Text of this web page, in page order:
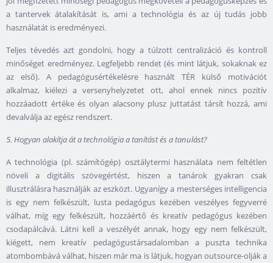
a tantervek átalakítását is, ami a technológia és az új tudás jobb
használatát is eredményezi.
Teljes tévedés azt gondolni, hogy a túlzott centralizáció és kontroll
minőséget eredményez. Legfeljebb rendet (és mint látjuk, sokaknak ez
az első). A pedagógusértékelésre használt TÉR külső motivációt
alkalmaz, kiélezi a versenyhelyzetet ott, ahol ennek nincs pozitív
hozzáadott értéke és olyan alacsony plusz juttatást társít hozzá, ami
devalválja az egész rendszert.
5. Hogyan alakítja át a technológia a tanítást és a tanulást?
A technológia (pl. számítógép) osztálytermi használata nem feltétlen
növeli a digitális szövegértést, hiszen a tanárok gyakran csak
illusztrálásra használják az eszközt. Ugyanígy a mesterséges intelligencia
is egy nem felkészült, lusta pedagógus kezében veszélyes fegyverré
válhat, míg egy felkészült, hozzáértő és kreatív pedagógus kezében
csodapálcává. Látni kell a veszélyét annak, hogy egy nem felkészült,
kiégett, nem kreatív pedagógustársadalomban a puszta technika
atombombává válhat, hiszen már ma is látjuk, hogyan outsource-olják a